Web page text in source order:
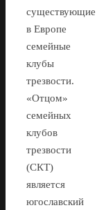
существующие
в Европе
семейные
клубы
трезвости.
«Отцом»
семейных
клубов
трезвости
(СКТ)
является
югославский